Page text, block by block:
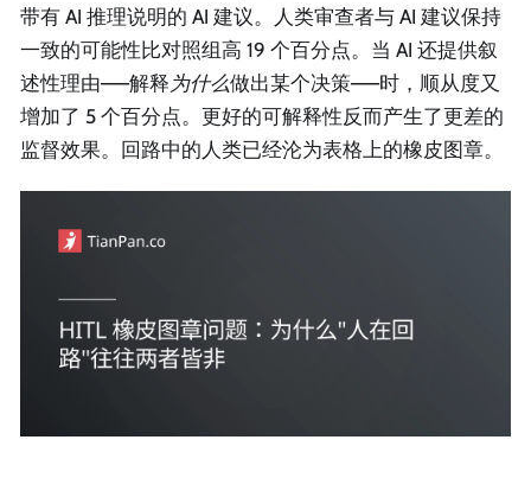
带有 AI 推理说明的 AI 建议。人类审查者与 AI 建议保持
一致的可能性比对照组高 19 个百分点。当 AI 还提供叙
述性理由——解释 为什么做出某个决策——时，顺从度又
增加了 5 个百分点。更好的可解释性反而产生了更差的
监督效果。回路中的人类已经沦为表格上的橡皮图章。